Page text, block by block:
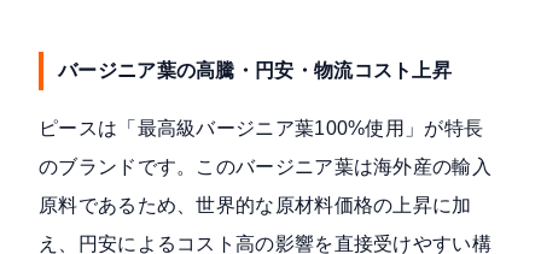
バージニア葉の高騰・円安・物流コスト上昇
ピースは「最高級バージニア葉100%使用」が特長
のブランドです。このバージニア葉は海外産の輸入
原料であるため、世界的な原材料価格の上昇に加
え、円安によるコスト高の影響を直接受けやすい構